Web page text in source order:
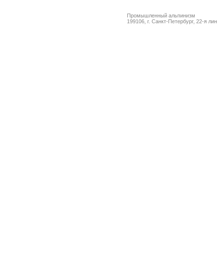
Промышленный альпинизм
199106, г. Санкт-Петербург, 22-я